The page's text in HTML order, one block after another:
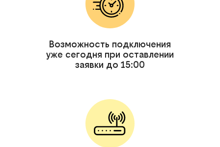
Возможность подключения
уже сегодня при оставлении
заявки до 15:00